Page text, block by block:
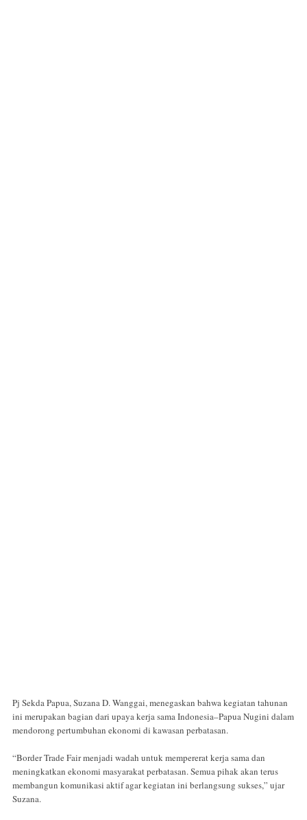
Pj Sekda Papua, Suzana D. Wanggai, menegaskan bahwa kegiatan tahunan
ini merupakan bagian dari upaya kerja sama Indonesia–Papua Nugini dalam
mendorong pertumbuhan ekonomi di kawasan perbatasan.
“Border Trade Fair menjadi wadah untuk mempererat kerja sama dan
meningkatkan ekonomi masyarakat perbatasan. Semua pihak akan terus
membangun komunikasi aktif agar kegiatan ini berlangsung sukses,” ujar
Suzana.